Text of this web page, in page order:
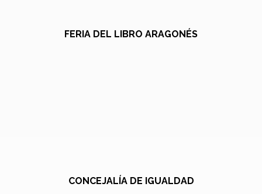
FERIA DEL LIBRO ARAGONÉS
CONCEJALÍA DE IGUALDAD